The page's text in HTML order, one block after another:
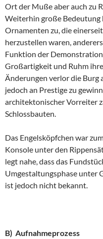
Ort der Muße aber auch zu
Weiterhin große Bedeutung
Ornamenten zu, die
herzustellen waren,
Funktion der
Großartigkeit und Ruhm
Änderungen verlor die Burg
jedoch an Prestige zu
architektonischer Vorreiter
Schlossbauten.
Das Engelsköpfchen war
Konsole unter den
legt nahe, dass das
Umgestaltungsphase unter
ist jedoch nicht bekannt.
B) Aufnahmeprozess